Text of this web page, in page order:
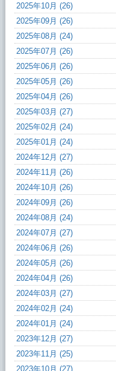
2025年10月 (26)
2025年09月 (26)
2025年08月 (24)
2025年07月 (26)
2025年06月 (26)
2025年05月 (26)
2025年04月 (26)
2025年03月 (27)
2025年02月 (24)
2025年01月 (24)
2024年12月 (27)
2024年11月 (26)
2024年10月 (26)
2024年09月 (26)
2024年08月 (24)
2024年07月 (27)
2024年06月 (26)
2024年05月 (26)
2024年04月 (26)
2024年03月 (27)
2024年02月 (24)
2024年01月 (24)
2023年12月 (27)
2023年11月 (25)
2023年10月 (27)